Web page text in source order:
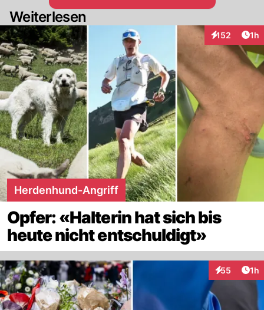
Weiterlesen
152
Interaktionen
1h
Herdenhund-Angriff
Opfer: «Halterin hat sich bis
heute nicht entschuldigt»
55
Interaktionen
1h